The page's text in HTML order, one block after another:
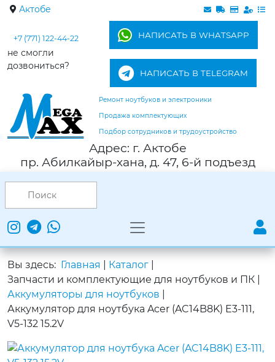
Актобе
+7 (771) 122-44-22
не смогли
дозвониться?
НАПИСАТЬ В WHATSAPP
НАПИСАТЬ В TELEGRAM
Ремонт ноутбуков и электроники
Продажа комплектующих
Подбор сотрудников и трудоустройство
Адрес: г. Актобе
пр. Абилкайыр-хана, д. 47, 6-й подъезд
Вы здесь: Главная Каталог
Запчасти и комплектующие для ноутбуков и ПК
Аккумуляторы для ноутбуков
Аккумулятор для ноутбука Acer (AC14B8K) E3-111,
V5-132 15.2V